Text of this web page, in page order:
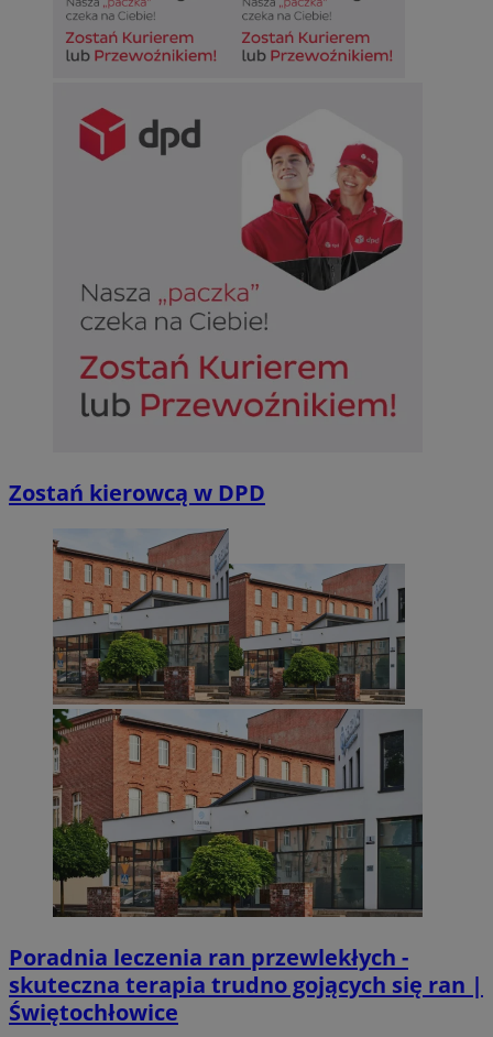
Zostań kierowcą w DPD
Poradnia leczenia ran przewlekłych -
skuteczna terapia trudno gojących się ran |
Świętochłowice